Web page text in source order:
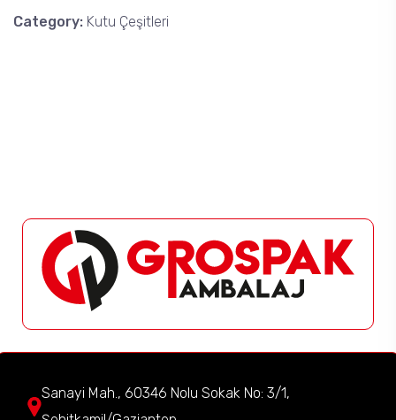
Category: Kutu Çeşitleri
Sanayi Mah., 60346 Nolu Sokak No: 3/1,